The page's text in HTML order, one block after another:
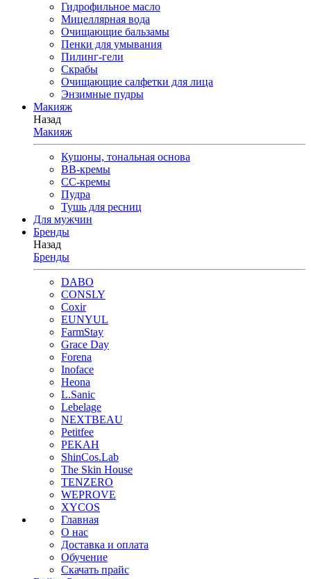
Гидрофильное масло
Мицеллярная вода
Очищающие бальзамы
Пенки для умывания
Пилинг-гели
Скрабы
Очищающие салфетки для лица
Энзимные пудры
Макияж
Назад
Макияж
Кушоны, тональная основа
BB-кремы
CC-кремы
Пудра
Тушь для ресниц
Для мужчин
Бренды
Назад
Бренды
DABO
CONSLY
Coxir
EUNYUL
FarmStay
Grace Day
Forena
Inoface
Heona
L.Sanic
Lebelage
NEXTBEAU
Petitfee
PEKAH
ShinCos.Lab
The Skin House
TENZERO
WEPROVE
XYCOS
Главная
О нас
Доставка и оплата
Обучение
Скачать прайс